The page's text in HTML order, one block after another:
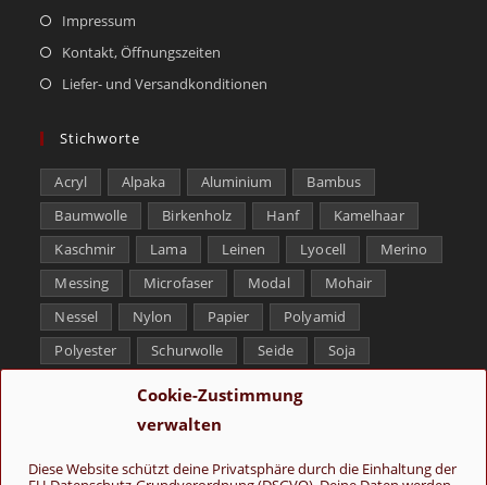
Cookie-Zustimmung
verwalten
Diese Website schützt deine Privatsphäre durch die Einhaltung der
Impressum
Kontakt, Öffnungszeiten
Liefer- und Versandkonditionen
Stichworte
Acryl Alpaka Aluminium
Bambus
Baumwolle
Birkenholz Hanf
Kamelhaar
Kaschmir
Lama Leinen Lyocell
Merino
Messing
Microfaser Modal
Mohair
Nessel
Nylon Papier
Polyamid
Polyester
Schurwolle Seide
Soja
Tencel
Yak
Folge uns